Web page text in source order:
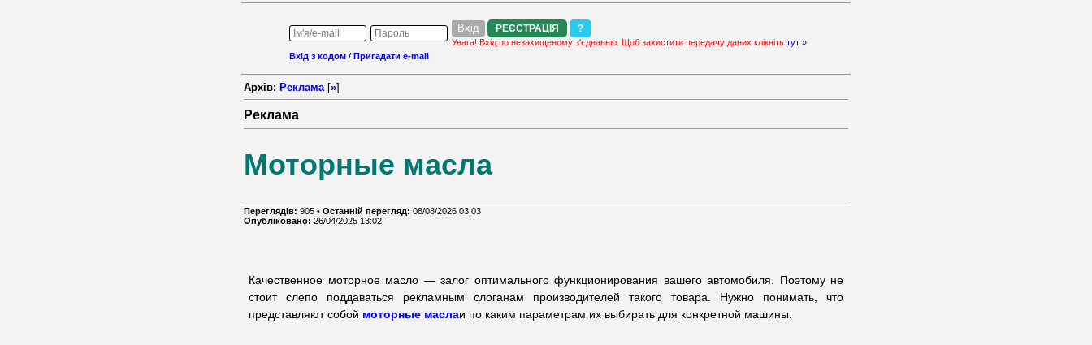
РЕЄСТРАЦІЯ ?
Увага! Вхід по незахищеному з'єднанню. Щоб захистити передачу даних клікніть тут »
Вхід з кодом / Пригадати e-mail
Архів: Реклама[»]
Реклама
Моторные масла
Переглядів: 905 • Останній перегляд: 08/08/2026 03:03
Опубліковано: 26/04/2025 13:02
Качественное моторное масло — залог оптимального функционирования вашего автомобиля. Поэтому не
стоит слепо поддаваться рекламным слоганам производителей такого товара. Нужно понимать, что
представляют собой моторные маслаи по каким параметрам их выбирать для конкретной машины.